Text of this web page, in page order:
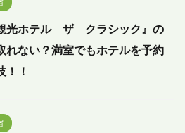
観光ホテル ザ クラシック』の
れない？満室でもホテルを予約
！！